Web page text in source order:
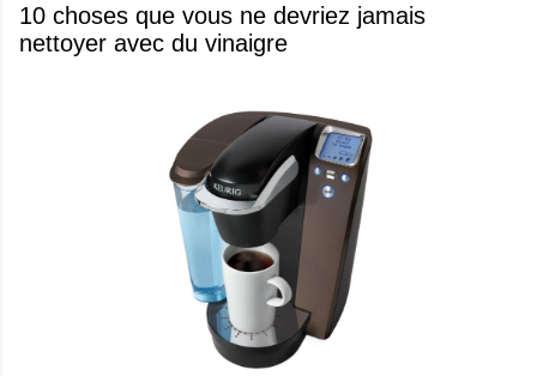
10 choses que vous ne devriez jamais
nettoyer avec du vinaigre